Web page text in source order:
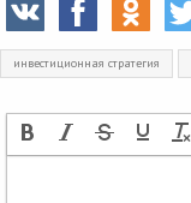
инвестиционная стратегия